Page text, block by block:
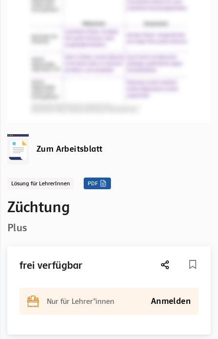
Zum Arbeitsblatt
Lösung für LehrerInnen PDF
Züchtung
Plus
frei verfügbar
Nur für Lehrer*innen Anmelden